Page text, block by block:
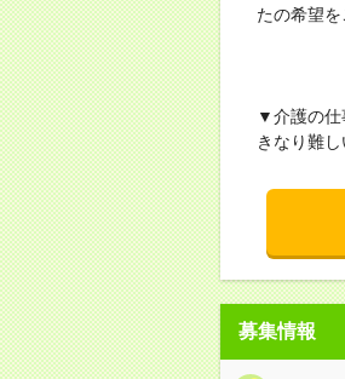
たの希望
▼介護の仕
きなり難
募集情報